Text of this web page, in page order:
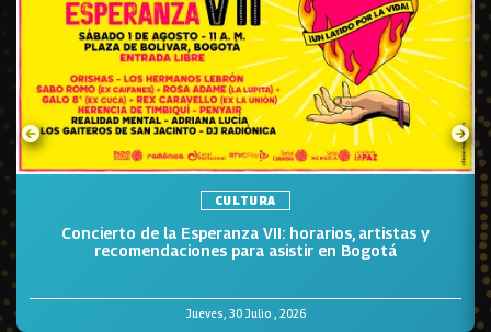
CULTURA
Jueves, 30 Julio , 2026
Concierto de la Esperanza VII: horarios, artistas y
recomendaciones para asistir en Bogotá